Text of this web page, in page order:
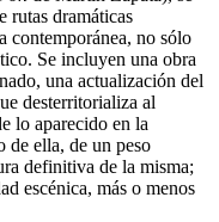
rutas dramáticas
contemporánea, no sólo
Se incluyen una obra
una actualización del
desterritorializa al
lo aparecido en la
de ella, de un peso
definitiva de la misma;
escénica, más o menos